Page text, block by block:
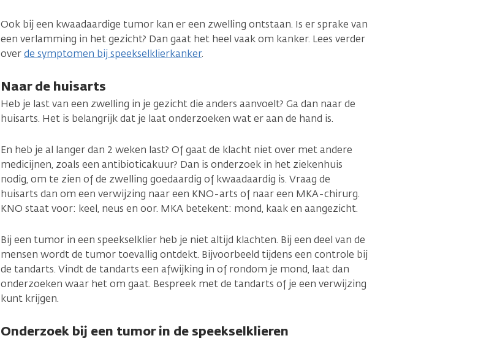
Ook bij een kwaadaardige tumor kan er een zwelling ontstaan. Is er sprake van
een verlamming in het gezicht? Dan gaat het heel vaak om kanker. Lees verder
overde symptomen bij speekselklierkanker.
Naar de huisarts
Heb je last van een zwelling in je gezicht die anders aanvoelt? Ga dan naar de
huisarts. Het is belangrijk dat je laat onderzoeken wat er aan de hand is.
En heb je al langer dan 2 weken last? Of gaat de klacht niet over met andere
medicijnen, zoals een antibioticakuur? Dan is onderzoek in het ziekenhuis
nodig, om te zien of de zwelling goedaardig of kwaadaardig is. Vraag de
huisarts dan om een verwijzing naar een KNO-arts of naar een MKA-chirurg.
KNO staat voor: keel, neus en oor. MKA betekent: mond, kaak en aangezicht.
Bij een tumor in een speekselklier heb je niet altijd klachten. Bij een deel van de
mensen wordt de tumor toevallig ontdekt. Bijvoorbeeld tijdens een controle bij
de tandarts. Vindt de tandarts een afwijking in of rondom je mond, laat dan
onderzoeken waar het om gaat. Bespreek met de tandarts of je een verwijzing
kunt krijgen.
Onderzoek bij een tumor in de speekselklieren